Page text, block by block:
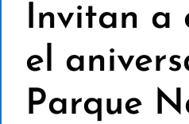
Invitan a
el
Parque